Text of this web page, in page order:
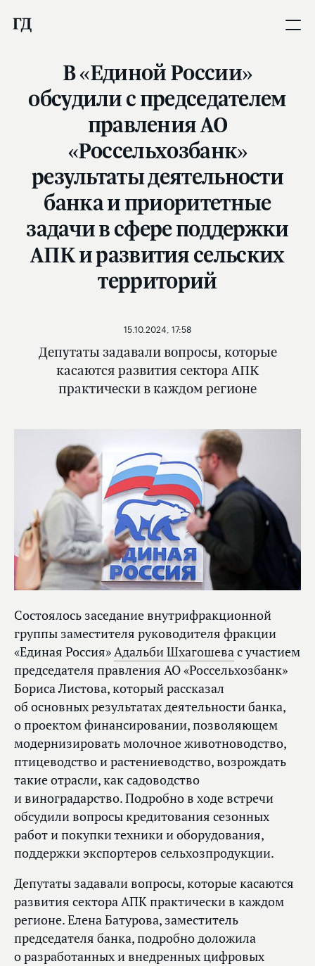
В «Единой России»
обсудили с председателем
правления АО
«Россельхозбанк»
результаты деятельности
банка и приоритетные
задачи в сфере поддержки
АПК и развития сельских
территорий
Депутаты задавали вопросы, которые
касаются развития сектора АПК
практически в каждом регионе
15.10.2024, 17:58
Состоялось заседание внутрифракционной
группы заместителя руководителя фракции
«Единая Россия»Адальби Шхагошевас участием
председателя правления АО «Россельхозбанк»
Бориса Листова, который рассказал
об основных результатах деятельности банка,
о проектом финансировании, позволяющем
модернизировать молочное животноводство,
птицеводство и растениеводство, возрождать
такие отрасли, как садоводство
и виноградарство. Подробно в ходе встречи
обсудили вопросы кредитования сезонных
работ и покупки техники и оборудования,
поддержки экспортеров сельхозпродукции.
Депутаты задавали вопросы, которые касаются
развития сектора АПК практически в каждом
регионе. Елена Батурова, заместитель
председателя банка, подробно доложила
о разработанных и внедренных цифровых